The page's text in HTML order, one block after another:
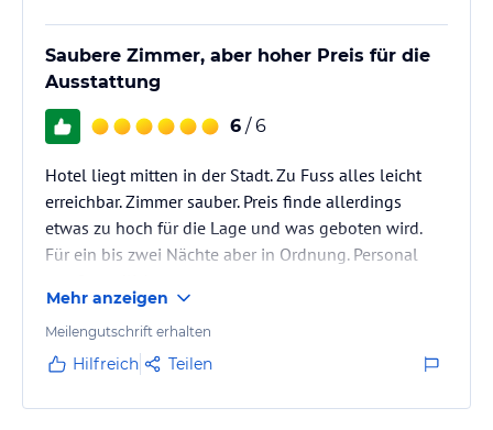
Saubere Zimmer, aber hoher Preis für die
Ausstattung
6 / 6
Hotel liegt mitten in der Stadt. Zu Fuss alles leicht
erreichbar. Zimmer sauber. Preis finde allerdings
etwas zu hoch für die Lage und was geboten wird.
Für ein bis zwei Nächte aber in Ordnung. Personal
Mehr anzeigen
Meilengutschrift erhalten
Hilfreich Teilen